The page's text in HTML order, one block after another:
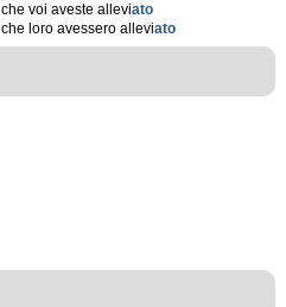
che voi aveste alleviato
che loro avessero alleviato